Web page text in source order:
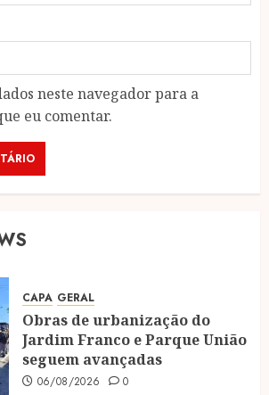
neste navegador para a
eu comentar.
CAPA GERAL
Obras de urbanização do
Jardim Franco e Parque União
seguem avançadas
06/08/2026 0